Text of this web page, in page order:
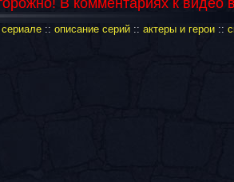
В комментариях к видео
:: описание серий:: актеры и герои::